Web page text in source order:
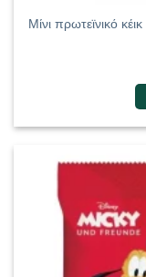
Μίνι πρωτεϊνικό